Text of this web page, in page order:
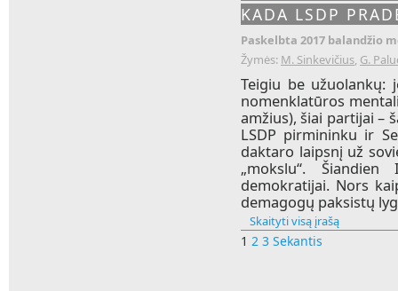
KADA LSDP
Paskelbta 2017 balandžio
Žymės: M. Sinkevičius, G.
Teigiu be užuolankų:
nomenklatūros
amžius), šiai partijai –
LSDP pirmininku ir
daktaro laipsnį už
„mokslu“.
demokratijai. Nors
demagogų paksistų
Skaityti visą įrašą
1 2 3 Sekantis